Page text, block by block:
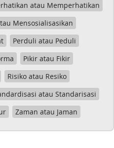
atau Memperhatikan
Mensosialisasikan
Perduli atau Peduli
Pikir atau Fikir
Risiko atau Resiko
atau Standarisasi
Zaman atau Jaman